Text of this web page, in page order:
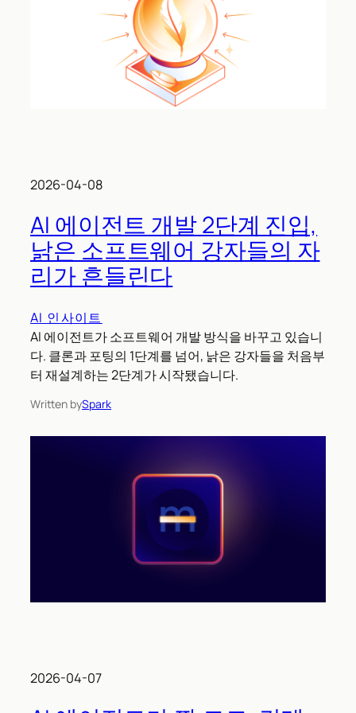
2026-04-08
AI 에이전트 개발 2단계 진입,
낡은 소프트웨어 강자들의 자
리가 흔들린다
AI 인사이트
AI 에이전트가 소프트웨어 개발 방식을 바꾸고 있습니
다. 클론과 포팅의 1단계를 넘어, 낡은 강자들을 처음부
터 재설계하는 2단계가 시작됐습니다.
Written bySpark
2026-04-07